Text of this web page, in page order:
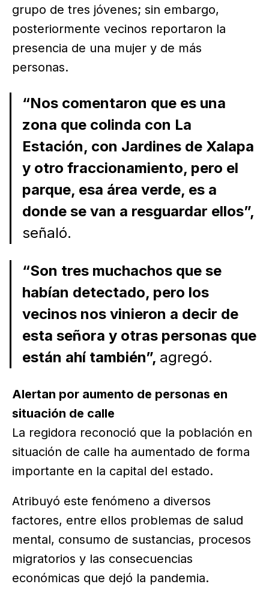
grupo de tres jóvenes; sin embargo,
posteriormente vecinos reportaron la
presencia de una mujer y de más
personas.
“Nos comentaron que es una
zona que colinda con La
Estación, con Jardines de Xalapa
y otro fraccionamiento, pero el
parque, esa área verde, es a
donde se van a resguardar ellos”,
señaló.
“Son tres muchachos que se
habían detectado, pero los
vecinos nos vinieron a decir de
esta señora y otras personas que
están ahí también”, agregó.
Alertan por aumento de personas en
situación de calle
La regidora reconoció que la población en
situación de calle ha aumentado de forma
importante en la capital del estado.
Atribuyó este fenómeno a diversos
factores, entre ellos problemas de salud
mental, consumo de sustancias, procesos
migratorios y las consecuencias
económicas que dejó la pandemia.